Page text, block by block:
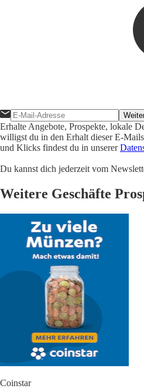
Erhalte Angebote, Prospekte, lokale
willigst du in den Erhalt dieser E-
und Klicks findest du in unserer
Du kannst dich jederzeit vom
Weitere Geschäfte
Coinstar